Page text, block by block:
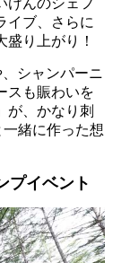
イブ、さらに
り上がり！
シャンパーニ
スも賑わいを
が、かなり刺
緒に作った想
プイベント